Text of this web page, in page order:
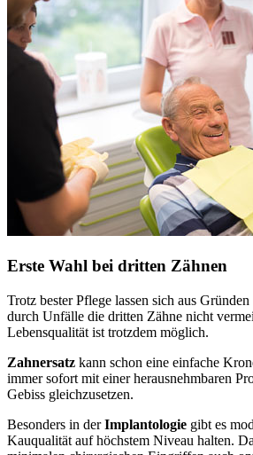
Erste Wahl bei dritten Zähnen
Trotz bester Pflege lassen sich aus
durch Unfälle die dritten Zähne nicht
Lebensqualität ist trotzdem möglich.
Zahnersatz kann schon eine einfache
immer sofort mit einer herausnehmbaren
Gebiss gleichzusetzen.
Besonders in derImplantologie gibt es
Kauqualität auf höchstem Niveau halten.